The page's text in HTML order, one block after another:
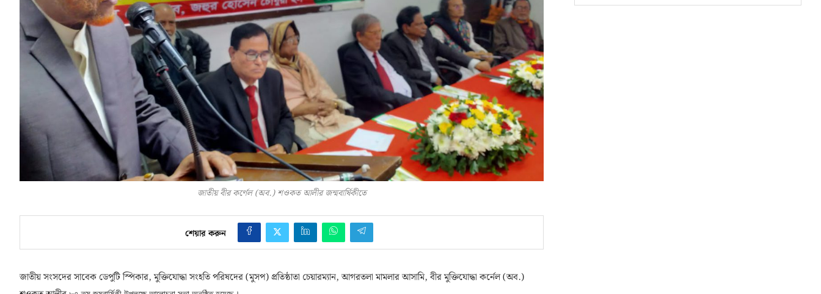
জাতীয় বীর কর্ণেল (অব.) শওকত আলীর জন্মবার্ষিকীতে
শেয়ার করুন
জাতীয় সংসদের সাবেক ডেপুটি স্পিকার, মুক্তিযোদ্ধা সংহতি পরিষদের (মুসপ) প্রতিষ্ঠাতা চেয়ারম্যান, আগরতলা মামলার আসামি, বীর মুক্তিযোদ্ধা কর্নেল (অব.)